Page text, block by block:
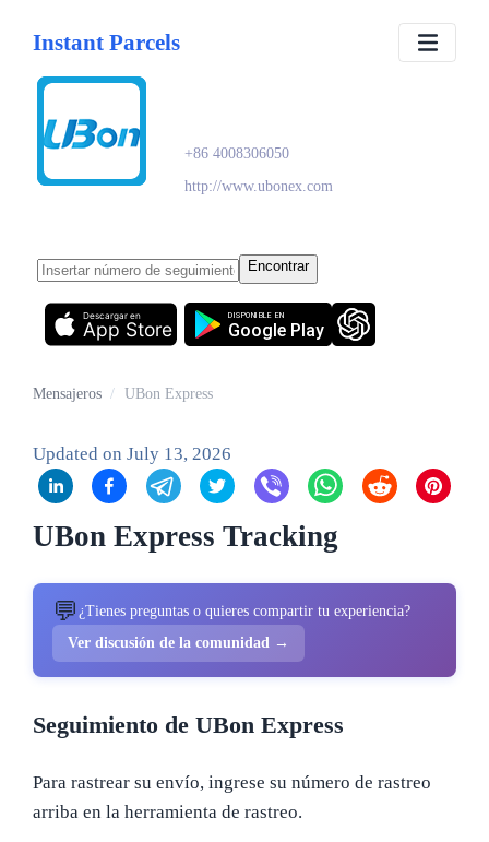
Instant Parcels
+86 4008306050
http://www.ubonex.com
Encontrar
App Store
Descargar en
Google Play
DISPONIBLE EN
Mensajeros / UBon Express
Updated on July 13, 2026
UBon Express Tracking
💬 ¿Tienes preguntas o quieres compartir tu experiencia?
Ver discusión de la comunidad →
Seguimiento de UBon Express
Para rastrear su envío, ingrese su número de rastreo
arriba en la herramienta de rastreo.